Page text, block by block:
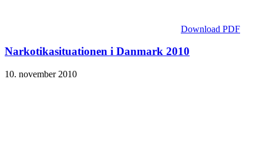
Download PDF
Narkotika­situationen i Danmark 2010
10. november 2010